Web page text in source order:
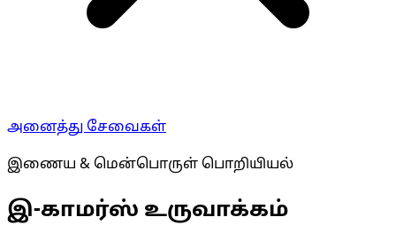
அனைத்து சேவைகள்
இணைய & மென்பொருள் பொறியியல்
இ-காமர்ஸ் உருவாக்கம்